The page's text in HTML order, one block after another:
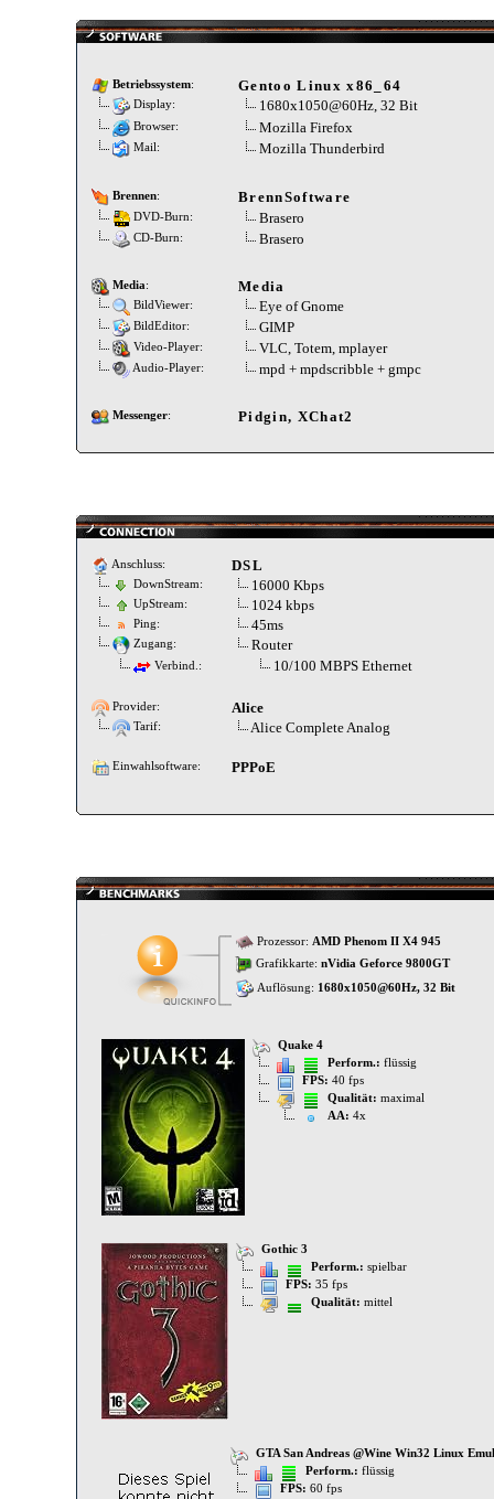
Betriebssystem: Gentoo Linux x86_64
Display: 1680x1050@60Hz, 32 Bit
Browser: Mozilla Firefox
Mail: Mozilla Thunderbird
Brennen: BrennSoftware
DVD-Burn: Brasero
CD-Burn: Brasero
Media: Media
BildViewer: Eye of Gnome
BildEditor: GIMP
Video-Player: VLC, Totem, mplayer
Audio-Player: mpd + mpdscribble + gmpc
Messenger: Pidgin, XChat2
Anschluss: DSL
DownStream: 16000 Kbps
UpStream: 1024 kbps
Ping: 45ms
Zugang: Router
Verbind.: 10/100 MBPS Ethernet
Provider: Alice
Tarif: Alice Complete Analog
Einwahlsoftware: PPPoE
Prozessor: AMD Phenom II X4 945
Grafikkarte: nVidia Geforce 9800GT
Auflösung: 1680x1050@60Hz, 32 Bit
Quake 4
Perform.: flüssig
FPS: 40 fps
Qualität: maximal
AA: 4x
Gothic 3
Perform.: spielbar
FPS: 35 fps
Qualität: mittel
GTA San Andreas @Wine Win32 Linux
Perform.: flüssig
FPS: 60 fps